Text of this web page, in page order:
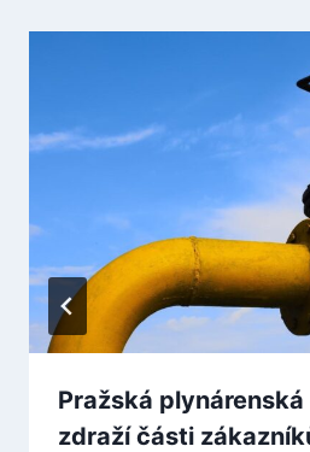
Pražská
zdraží části